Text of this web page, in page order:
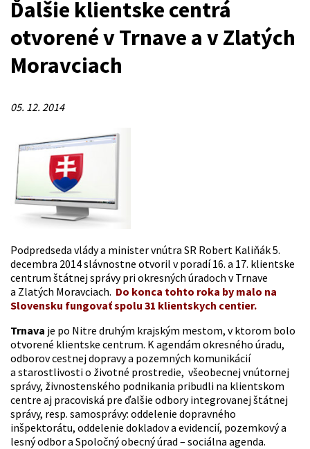
Ďalšie klientske centrá
otvorené v Trnave a v Zlatých
Moravciach
05. 12. 2014
Podpredseda vlády a minister vnútra SR Robert Kaliňák 5.
decembra 2014 slávnostne otvoril v poradí 16. a 17. klientske
centrum štátnej správy pri okresných úradoch v Trnave
a Zlatých Moravciach. Do konca tohto roka by malo na
Slovensku fungovať spolu 31 klientskych centier.
Trnava je po Nitre druhým krajským mestom, v ktorom bolo
otvorené klientske centrum. K agendám okresného úradu,
odborov cestnej dopravy a pozemných komunikácií
a starostlivosti o životné prostredie, všeobecnej vnútornej
správy, živnostenského podnikania pribudli na klientskom
centre aj pracoviská pre ďalšie odbory integrovanej štátnej
správy, resp. samosprávy: oddelenie dopravného
inšpektorátu, oddelenie dokladov a evidencií, pozemkový a
lesný odbor a Spoločný obecný úrad – sociálna agenda.